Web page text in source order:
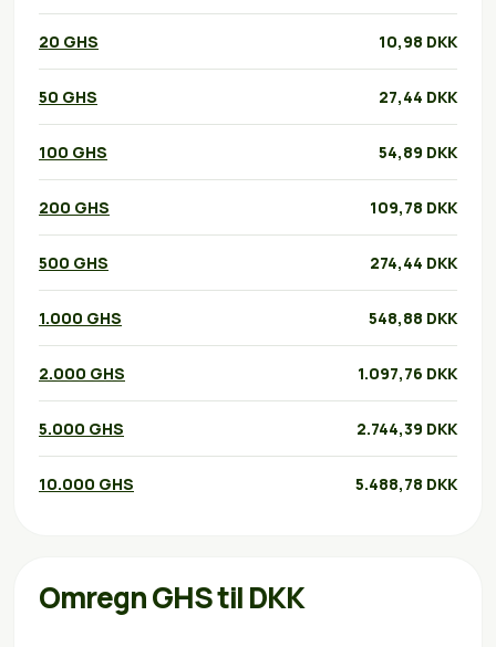
20 GHS 10,98 DKK
50 GHS 27,44 DKK
100 GHS 54,89 DKK
200 GHS 109,78 DKK
500 GHS 274,44 DKK
1.000 GHS 548,88 DKK
2.000 GHS 1.097,76 DKK
5.000 GHS 2.744,39 DKK
10.000 GHS 5.488,78 DKK
Omregn GHS til DKK